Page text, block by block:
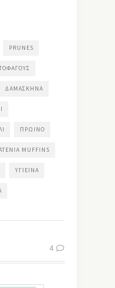
PRUNES
ΔΑΜΆΣΚΗΝΑ
ΠΡΩΙΝΌ
MUFFINS
ΥΓΙΕΙΝΆ
4